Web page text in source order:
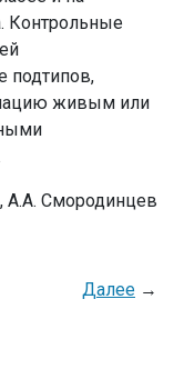
Контрольные
подтипов,
живым или
А.А. Смородинцев
Далее →